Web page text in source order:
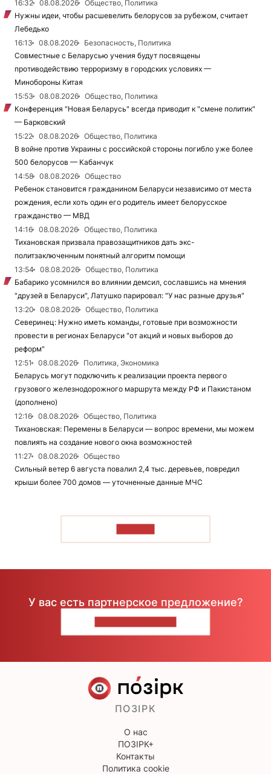
16:32
08.08.2026
Общество, Политика
Нужны идеи, чтобы расшевелить белорусов за рубежом, считает
Лебедько
16:13
08.08.2026
Безопасность, Политика
Совместные с Беларусью учения будут посвящены
противодействию терроризму в городских условиях —
Минобороны Китая
15:53
08.08.2026
Общество, Политика
Конференция "Новая Беларусь" всегда приводит к "смене политик"
— Барковский
15:22
08.08.2026
Общество, Политика
В войне против Украины с российской стороны погибло уже более
500 белорусов — Кабанчук
14:58
08.08.2026
Общество
Ребенок становится гражданином Беларуси независимо от места
рождения, если хоть один его родитель имеет белорусское
гражданство — МВД
14:16
08.08.2026
Общество, Политика
Тихановская призвала правозащитников дать экс-
политзаключенным понятный алгоритм помощи
13:54
08.08.2026
Общество, Политика
Бабарико усомнился во влиянии демсил, сославшись на мнения
"друзей в Беларуси", Латушко парировал: "У нас разные друзья"
13:20
08.08.2026
Общество, Политика
Северинец: Нужно иметь команды, готовые при возможности
провести в регионах Беларуси "от акций и новых выборов до
реформ"
12:51
08.08.2026
Политика, Экономика
Беларусь могут подключить к реализации проекта первого
грузового железнодорожного маршрута между РФ и Пакистаном
(дополнено)
12:16
08.08.2026
Общество, Политика
Тихановская: Перемены в Беларуси — вопрос времени, мы можем
повлиять на создание нового окна возможностей
11:27
08.08.2026
Общество
Сильный ветер 6 августа повалил 2,4 тыс. деревьев, повредил
крыши более 700 домов — уточненные данные МЧС
У вас есть партнерское предложение?
ПОЗІРК
О нас
ПОЗІРК+
Контакты
Политика cookie